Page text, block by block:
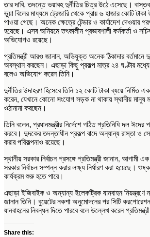
তার দাবি, তদন্তে ভয়াবহ দুর্নীতির চিত্র উঠে এসেছে।
ভুয়া বিলের মাধ্যমে ট্রেজারি থেকে প্রায় ৬ হাজার কোটি
পাওয়া গেছে। অনেক ক্ষেত্রে টেন্ডার ও কার্যাদেশ দেওয়ার
হয়েছে। এসব অনিয়মে তৎকালীন প্রভাবশালী কর্মকর্তা ও
অভিযোগও রয়েছে।
প্রতিমন্ত্রী আরও জানান, অভিযুক্ত অনেক ঠিকাদার বর্তমানে
অবস্থান করছেন। এছাড়া কিছু প্রকল্প মাত্র ২৪ ঘণ্টার
বলেও অভিযোগ করেন তিনি।
দুর্নীতির উদাহরণ হিসেবে তিনি ১২ কোটি টাকা ব্যয়ে নির্মিত
করেন, যেখানে কোনো সংযোগ সড়ক না থাকায় স্থানীয় মানুষ
ওঠানামা করছেন।
তিনি বলেন, প্রধানমন্ত্রীর নির্দেশে গঠিত প্রতিনিধি দল ঈদের
করবে। দুদকের তদন্তাধীন প্রকল্প বাদে অন্যান্য রাস্তা ও
করার পরিকল্পনাও রয়েছে।
স্থানীয় সরকার নির্বাচন প্রসঙ্গে প্রতিমন্ত্রী জানান, আগামী
সরকার নির্বাচন সম্পন্ন করার লক্ষ্য নির্ধারণ করা হয়েছে।
কার্যক্রম শুরু হতে পারে।
এছাড়া ইজিবাইক ও অন্যান্য ইলেকট্রিক যানবাহন
জানান তিনি। বুয়েটের নকশা অনুমোদনের পর সিটি
যানবাহনের নিবন্ধন দিতে পারবে বলে উল্লেখ করেন
Share this: